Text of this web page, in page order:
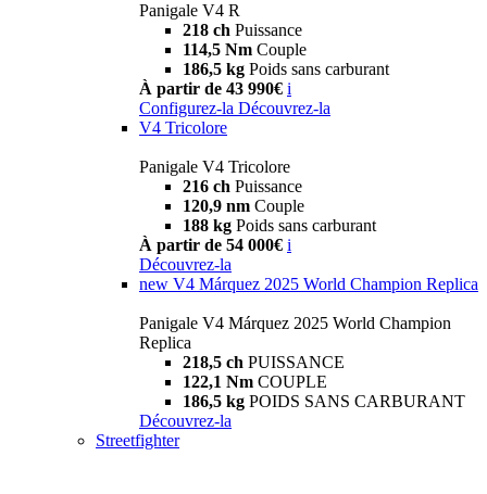
Panigale V4 R
218 ch Puissance
114,5 Nm Couple
186,5 kg Poids sans carburant
À partir de 43 990€ i
Configurez-la Découvrez-la
V4 Tricolore
Panigale V4 Tricolore
216 ch Puissance
120,9 nm Couple
188 kg Poids sans carburant
À partir de 54 000€ i
Découvrez-la
new V4 Márquez 2025 World Champion Replica
Panigale V4 Márquez 2025 World Champion
Replica
218,5 ch PUISSANCE
122,1 Nm COUPLE
186,5 kg POIDS SANS CARBURANT
Découvrez-la
Streetfighter